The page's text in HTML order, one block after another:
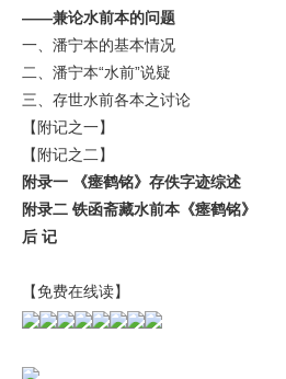
——兼论水前本的问题
一、潘宁本的基本情况
二、潘宁本“水前”说疑
三、存世水前各本之讨论
【附记之一】
【附记之二】
附录一
《瘗鹤铭》存佚字迹综述
附录二 铁函斋藏水前本《瘗鹤铭》
后 记
【免费在线读】